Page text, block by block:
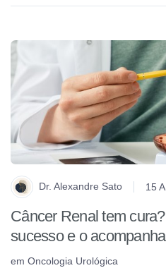
Dr. Alexandre Sato 15
Câncer Renal tem
sucesso e o
em Oncologia Urológica